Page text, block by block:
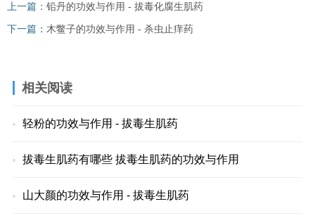
上一篇： 铅丹的功效与作用 - 拔毒化腐生肌药
下一篇： 木鳖子的功效与作用 - 杀虫止痒药
相关阅读
轻粉的功效与作用 - 拔毒生肌药
拔毒生肌药有哪些 拔毒生肌药的功效与作用
山大颜的功效与作用 - 拔毒生肌药